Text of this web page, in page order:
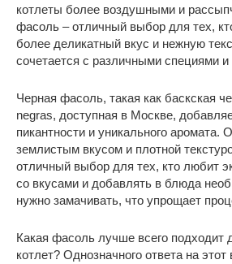
котлеты более воздушными и
фасоль – отличный выбор для тех,
более деликатный вкус и нежную
сочетается с различными специями и
Черная фасоль, такая как баскская
negras, доступная в Москве,
пикантности и уникального аромата.
землистым вкусом и плотной
отличный выбор для тех, кто любит
со вкусами и добавлять в блюда
нужно замачивать, что упрощает
Какая фасоль лучше всего подходит
котлет? Однозначного ответа на этот